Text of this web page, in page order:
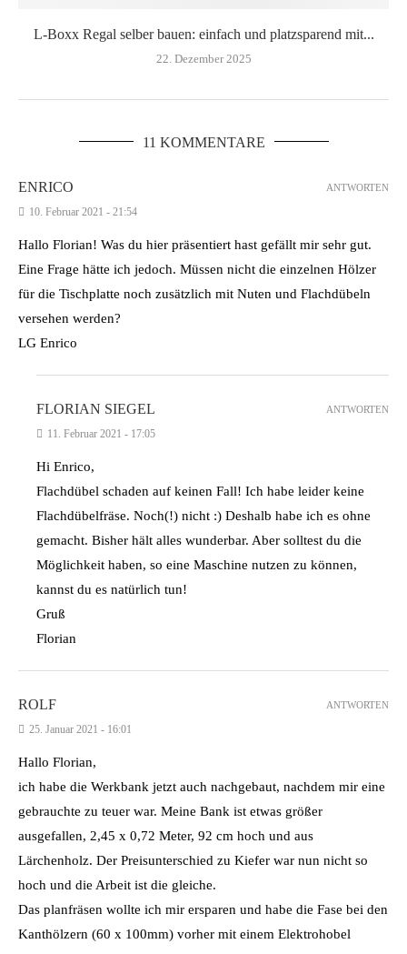
L-Boxx Regal selber bauen: einfach und platzsparend mit...
22. Dezember 2025
11 KOMMENTARE
ENRICO
10. Februar 2021 - 21:54
Hallo Florian! Was du hier präsentiert hast gefällt mir sehr gut.
Eine Frage hätte ich jedoch. Müssen nicht die einzelnen Hölzer
für die Tischplatte noch zusätzlich mit Nuten und Flachdübeln
versehen werden?
LG Enrico
ANTWORTEN
FLORIAN SIEGEL
11. Februar 2021 - 17:05
Hi Enrico,
Flachdübel schaden auf keinen Fall! Ich habe leider keine
Flachdübelfräse. Noch(!) nicht :) Deshalb habe ich es ohne
gemacht. Bisher hält alles wunderbar. Aber solltest du die
Möglichkeit haben, so eine Maschine nutzen zu können,
kannst du es natürlich tun!
Gruß
Florian
ANTWORTEN
ROLF
25. Januar 2021 - 16:01
Hallo Florian,
ich habe die Werkbank jetzt auch nachgebaut, nachdem mir eine
gebrauchte zu teuer war. Meine Bank ist etwas größer
ausgefallen, 2,45 x 0,72 Meter, 92 cm hoch und aus
Lärchenholz. Der Preisunterschied zu Kiefer war nun nicht so
hoch und die Arbeit ist die gleiche.
Das planfräsen wollte ich mir ersparen und habe die Fase bei den
Kanthölzern (60 x 100mm) vorher mit einem Elektrohobel
ANTWORTEN